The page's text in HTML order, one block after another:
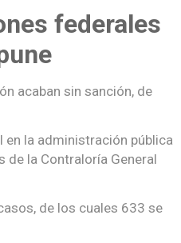
federales
acaban sin sanción, de
la administración pública
de la Contraloría General
de los cuales 633 se